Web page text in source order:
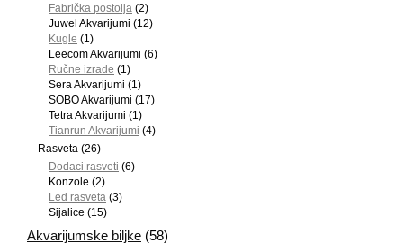
Fabrička postolja (2)
Juwel Akvarijumi (12)
Kugle (1)
Leecom Akvarijumi (6)
Ručne izrade (1)
Sera Akvarijumi (1)
SOBO Akvarijumi (17)
Tetra Akvarijumi (1)
Tianrun Akvarijumi (4)
Rasveta (26)
Dodaci rasveti (6)
Konzole (2)
Led rasveta (3)
Sijalice (15)
Akvarijumske biljke (58)